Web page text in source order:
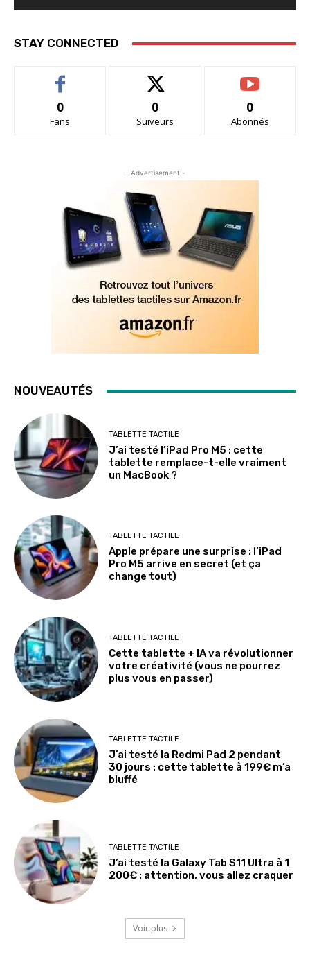
STAY CONNECTED
0
Fans
0
Suiveurs
0
Abonnés
- Advertisement -
NOUVEAUTÉS
TABLETTE TACTILE
J’ai testé l’iPad Pro M5 : cette
tablette remplace-t-elle vraiment
un MacBook ?
TABLETTE TACTILE
Apple prépare une surprise : l’iPad
Pro M5 arrive en secret (et ça
change tout)
TABLETTE TACTILE
Cette tablette + IA va révolutionner
votre créativité (vous ne pourrez
plus vous en passer)
TABLETTE TACTILE
J’ai testé la Redmi Pad 2 pendant
30 jours : cette tablette à 199€ m’a
bluffé
TABLETTE TACTILE
J’ai testé la Galaxy Tab S11 Ultra à 1
200€ : attention, vous allez craquer
Voir plus